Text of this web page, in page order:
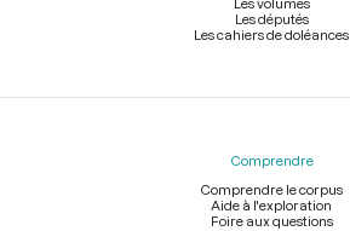
Les députés
Les cahiers de doléances
Comprendre
Comprendre le corpus
Aide à l'exploration
Foire aux questions